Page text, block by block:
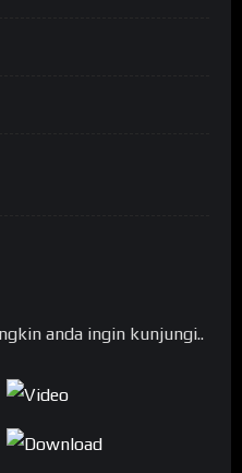
anda ingin kunjungi..